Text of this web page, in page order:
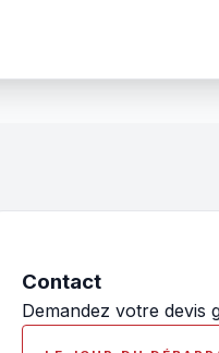
Contact
Demandez votre devis